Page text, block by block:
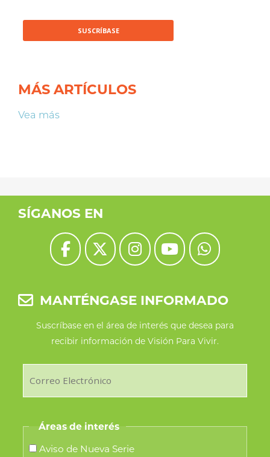
MÁS ARTÍCULOS
Vea más
SÍGANOS EN
MANTÉNGASE INFORMADO
Suscríbase en el área de interés que desea para
recibir información de Visión Para Vivir.
Áreas de interés
Aviso de Nueva Serie